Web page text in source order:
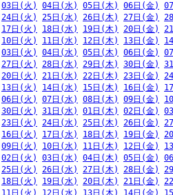
03日(火) 04日(水) 05日(木) 06日(金)
24日(火) 25日(水) 26日(木) 27日(金)
17日(火) 18日(水) 19日(木) 20日(金)
10日(火) 11日(水) 12日(木) 13日(金)
03日(火) 04日(水) 05日(木) 06日(金)
27日(火) 28日(水) 29日(木) 30日(金)
20日(火) 21日(水) 22日(木) 23日(金)
13日(火) 14日(水) 15日(木) 16日(金)
06日(火) 07日(水) 08日(木) 09日(金)
30日(火) 31日(水) 01日(木) 02日(金)
23日(火) 24日(水) 25日(木) 26日(金)
16日(火) 17日(水) 18日(木) 19日(金)
09日(火) 10日(水) 11日(木) 12日(金)
02日(火) 03日(水) 04日(木) 05日(金)
25日(火) 26日(水) 27日(木) 28日(金)
18日(火) 19日(水) 20日(木) 21日(金)
11日(火) 12日(水) 13日(木) 14日(金)